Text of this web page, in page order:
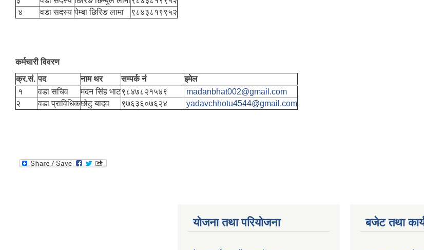
४
वडा सदस्य पेम्बा छिरिङ लामा ९८४३८१९९५२
कर्मचारी विवरण
क्र.सं. पद नाम थर सम्पर्क नं
इमेल
१
वडा सचिव मदन सिंह भाट९८४७८२१५४९
madanbhat002@gmail.com
२
वडा प्राविधिकछोटु यादव ९७६३६०७६२४ yadavchhotu4544@gmail.com
योजना तथा परियोजना बजेट तथा